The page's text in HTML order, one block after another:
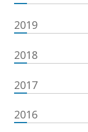
2019
2018
2017
2016